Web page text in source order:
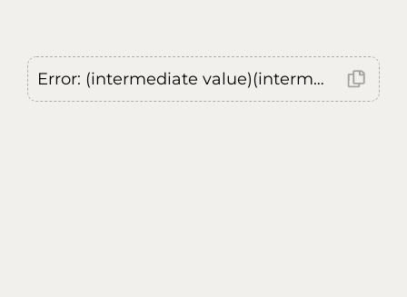
Error: (intermediate value)(intermediate value)(intermediate value).replaceAll is not a function